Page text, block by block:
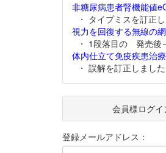
非糖尿病患者腎機能値
・ タイプミスを訂正
視力を回復する無線の
・ 1段落目の 発売後
体内仕立て免疫疾患治
・ 誤解を訂正しまし
会員様ログイ
登録メールアドレス：